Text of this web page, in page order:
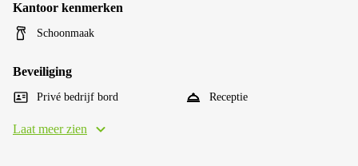
Kantoor kenmerken
Schoonmaak
Beveiliging
Privé bedrijf bord Receptie
Laat meer zien